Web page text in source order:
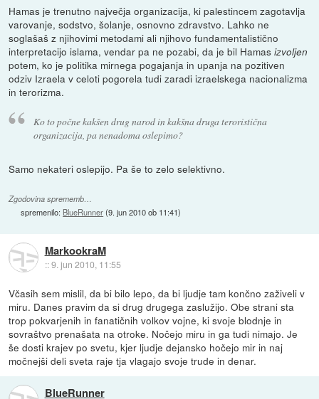
Hamas je trenutno največja organizacija, ki palestincem zagotavlja
varovanje, sodstvo, šolanje, osnovno zdravstvo. Lahko ne
soglašaš z njihovimi metodami ali njihovo fundamentalistično
interpretacijo islama, vendar pa ne pozabi, da je bil Hamasizvoljen
potem, ko je politika mirnega pogajanja in upanja na pozitiven
odziv Izraela v celoti pogorela tudi zaradi izraelskega nacionalizma
in terorizma.
Ko to počne kakšen drug narod in kakšna druga teroristična
organizacija, pa nenadoma oslepimo?
Samo nekateri oslepijo. Pa še to zelo selektivno.
Zgodovina sprememb…
spremenilo: BlueRunner(9. jun 2010 ob 11:41)
MarkookraM
::9. jun 2010, 11:55
Včasih sem mislil, da bi bilo lepo, da bi ljudje tam končno zaživeli v
miru. Danes pravim da si drug drugega zaslužijo. Obe strani sta
trop pokvarjenih in fanatičnih volkov vojne, ki svoje blodnje in
sovraštvo prenašata na otroke. Nočejo miru in ga tudi nimajo. Je
še dosti krajev po svetu, kjer ljudje dejansko hočejo mir in naj
močnejši deli sveta raje tja vlagajo svoje trude in denar.
BlueRunner